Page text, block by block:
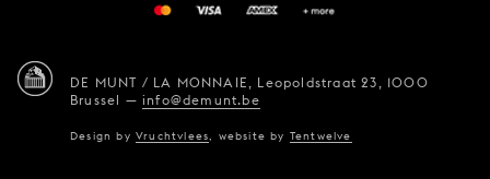
DE MUNT / LA MONNAIE, Leopoldstraat 23, 1000
Brussel —info@demunt.be
Design byVruchtvlees website by Tentwelve